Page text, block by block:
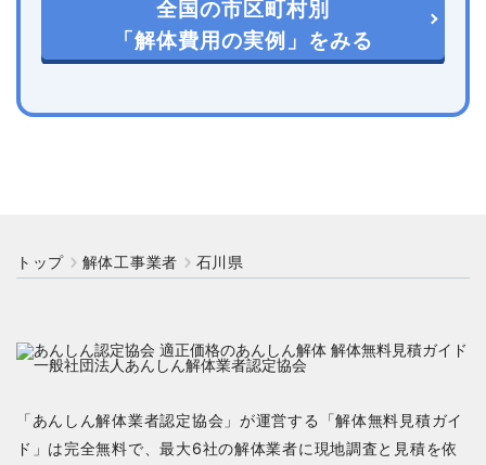
全国の市区町村別
「解体費用の実例」をみる
トップ 解体工事業者 石川県
「あんしん解体業者認定協会」が運営する「解体無料見積ガイ
ド」は完全無料で、最大6社の解体業者に現地調査と見積を依